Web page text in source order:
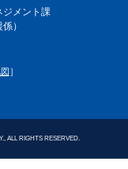
メント課
）
］
ALL RIGHTS RESERVED.